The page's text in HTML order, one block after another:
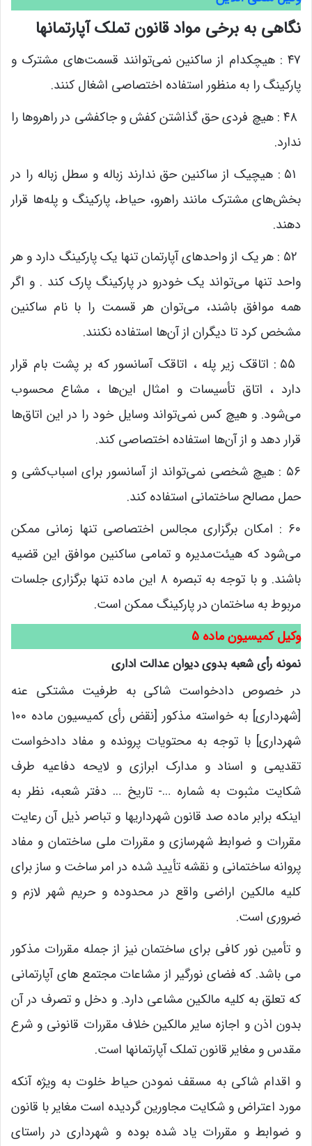
نگاهی به برخی مواد قانون تملک آپارتمانها
۴۷ : هیچکدام از ساکنین نمی‌توانند قسمت‌های مشترک و
پارکینگ را به منظور استفاده اختصاصی اشغال کنند.
۴۸ : هیچ فردی حق گذاشتن کفش و جاکفشی در راهروها را
ندارد.
۵۱ : هیچیک از ساکنین حق ندارند زباله و سطل زباله را در
بخش‌های مشترک مانند راهرو، حیاط، پارکینگ و پله‌ها قرار
دهند.
۵۲ : هر یک از واحدهای آپارتمان تنها یک پارکینگ دارد و هر
واحد تنها می‌تواند یک خودرو در پارکینگ پارک کند . و اگر
همه موافق باشند، می‌توان هر قسمت را با نام ساکنین
مشخص کرد تا دیگران از آن‌ها استفاده نکنند.
۵۵ : اتاقک زیر پله ، اتاقک آسانسور که بر پشت بام قرار
دارد ، اتاق تأسیسات و امثال این‌ها ، مشاع محسوب
می‌شود. و هیچ کس نمی‌تواند وسایل خود را در این اتاق‌ها
قرار دهد و از آن‌ها استفاده اختصاصی کند.
۵۶ : هیچ شخصی نمی‌تواند از آسانسور برای اسباب‌کشی و
حمل مصالح ساختمانی استفاده کند.
۶۰ : امکان برگزاری مجالس اختصاصی تنها زمانی ممکن
می‌شود که هیئت‌مدیره و تمامی ساکنین موافق این قضیه
باشند. و با توجه به تبصره ۸ این ماده تنها برگزاری جلسات
مربوط به ساختمان در پارکینگ ممکن است.
وکیل کمیسیون ماده 5
نمونه رأی شعبه بدوی دیوان عدالت اداری
در خصوص دادخواست شاکی به طرفیت مشتکی عنه
[شهرداری] به خواسته مذکور [نقض رأی کمیسیون ماده 100
شهرداری] با توجه به محتویات پرونده و مفاد دادخواست
تقدیمی و اسناد و مدارک ابرازی و لایحه دفاعیه طرف
شکایت مثبوت به شماره …- تاریخ … دفتر شعبه، نظر به
اینکه برابر ماده صد قانون شهرداریها و تباصر ذیل آن رعایت
مقررات و ضوابط شهرسازی و مقررات ملی ساختمان و مفاد
پروانه ساختمانی و نقشه تأیید شده در امر ساخت و ساز برای
کلیه مالکین اراضی واقع در محدوده و حریم شهر لازم و
ضروری است.
و تأمین نور کافی برای ساختمان نیز از جمله مقررات مذکور
می باشد. که فضای نورگیر از مشاعات مجتمع های آپارتمانی
که تعلق به کلیه مالکین مشاعی دارد. و دخل و تصرف در آن
بدون اذن و اجازه سایر مالکین خلاف مقررات قانونی و شرع
مقدس و مغایر قانون تملک آپارتمانها است.
و اقدام شاکی به مسقف نمودن حیاط خلوت به ویژه آنکه
مورد اعتراض و شکایت مجاورین گردیده است مغایر با قانون
و ضوابط و مقررات یاد شده بوده و شهرداری در راستای